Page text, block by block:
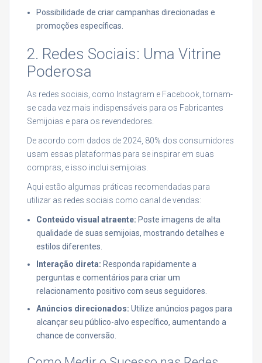
Possibilidade de criar campanhas direcionadas e
promoções específicas.
2. Redes Sociais: Uma Vitrine
Poderosa
As redes sociais, como Instagram e Facebook, tornam-
se cada vez mais indispensáveis para os Fabricantes
Semijoias e para os revendedores.
De acordo com dados de 2024, 80% dos consumidores
usam essas plataformas para se inspirar em suas
compras, e isso inclui semijoias.
Aqui estão algumas práticas recomendadas para
utilizar as redes sociais como canal de vendas:
Conteúdo visual atraente: Poste imagens de alta
qualidade de suas semijoias, mostrando detalhes e
estilos diferentes.
Interação direta: Responda rapidamente a
perguntas e comentários para criar um
relacionamento positivo com seus seguidores.
Anúncios direcionados: Utilize anúncios pagos para
alcançar seu público-alvo específico, aumentando a
chance de conversão.